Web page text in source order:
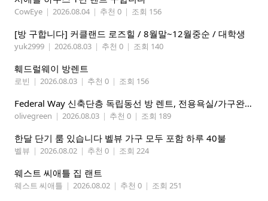
CowEye | 2026.08.04 | 추천 0 | 조회 156
[방 구합니다] 커클랜드 로즈힐 / 8월말~12월중순 / 대학생
yuk2999 | 2026.08.03 | 추천 0 | 조회 140
훼드럴웨이 방렌트
로빈 | 2026.08.03 | 추천 0 | 조회 156
Federal Way 신축단층 독립동선 방 렌트, 전용욕실/가구완비 (여자분)
olivegreen | 2026.08.03 | 추천 0 | 조회 189
한달 단기 룸 있습니다 벨뷰 가구 모두 포함 하루 40불
벨뷰 | 2026.08.02 | 추천 0 | 조회 224
웨스트 씨애틀 집 랜트
웨스트 씨애틀 | 2026.08.02 | 추천 0 | 조회 251